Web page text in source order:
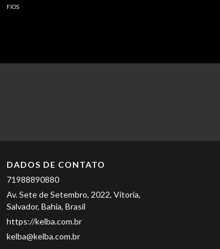
FIOS
DADOS DE CONTATO
71988890880
Av. Sete de Setembro, 2022, Vitoria,
Salvador, Bahia, Brasil
https://kelba.com.br
kelba@kelba.com.br